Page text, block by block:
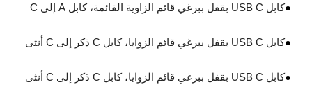
●كابل USB C بقفل ببرغي قائم الزاوية القائمة، كابل A إلى C
●كابل USB C بقفل ببرغي قائم الزوايا، كابل C ذكر إلى C أنثى
●كابل USB C بقفل ببرغي قائم الزوايا، كابل C ذكر إلى C أنثى